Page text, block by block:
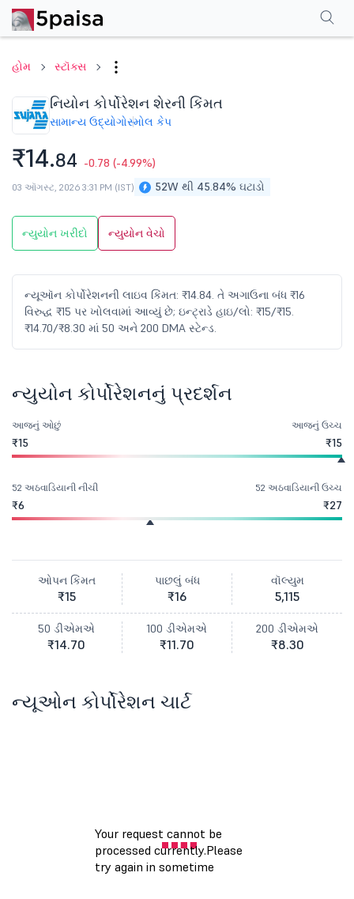
હોમ સ્ટૉક્સ
નિયોન કોર્પોરેશન શેરની કિંમત
સામાન્ય ઉદ્યોગોસ્મોલ કેપ
₹14.84 -0.78 (-4.99%)
52W થી 45.84% ઘટાડો
03 ઑગસ્ટ, 2026 3:31 PM (IST)
ન્યુયોન ખરીદો ન્યુયોન વેચો
ન્યૂઑન કોર્પોરેશનની લાઇવ કિંમત: ₹14.84. તે અગાઉના બંધ ₹16
વિરુદ્ધ ₹15 પર ખોલવામાં આવ્યું છે; ઇન્ટ્રાડે હાઇ/લો: ₹15/₹15.
₹14.70/₹8.30 માં 50 અને 200 DMA સ્ટેન્ડ.
પરફોર્મન્સફાઇનાન્શિયલ્સ વધુ
ન્યુયોન કોર્પોરેશનનું પ્રદર્શન
આજનું ઓછું
₹15
આજનું ઉચ્ચ
₹15
52 અઠવાડિયાની નીચી
₹6
52 અઠવાડિયાની ઉચ્ચ
₹27
ઓપન કિંમત
₹15
પાછલું બંધ
₹16
વૉલ્યુમ
5,115
50 ડીએમએ
₹14.70
100 ડીએમએ
₹11.70
200 ડીએમએ
₹8.30
ન્યૂઓન કોર્પોરેશન ચાર્ટ